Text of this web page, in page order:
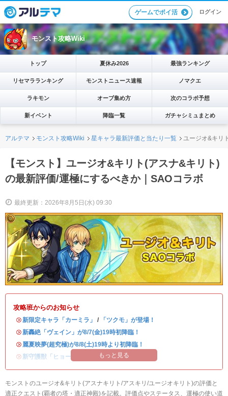
ゲームでポイ活 ログイン
モンスト攻略Wiki
トップ 夏休み2026 最強ランキング
リセマラランキング モンストニュース速報 ノマクエ
ラキモン オーブ集め方 次のコラボ予想
新イベント 降臨一覧 ガチャシミュまとめ
アルテマ モンスト攻略Wiki 星キャラ最新評価と当たり一覧 ユージオ&キリ
【モンスト】ユージオ&キリト(アスナ&キリト)
の最新評価/運極にするべきか｜SAOコラボ
最終更新：2026年8月5日(水) 09:30
攻略班からのお知らせ
・新限定キャラ「カーミラ」 /
「ツクモ」が登場！
・新轟絶「ヴェイン」が8/7(金)19時初降臨！
・ 麗夏映夢(超究極)が8/8(土)19時より初降臨！
・ 新守護獣「ヒョーたん」が登場！もっと見る
モンストのユージオ&キリト(アスナキリト/アスキリ/ユージオキリト)の評価と
適正クエスト(覇者の塔・適正神殿)を記載。評価点やステータス、運極の使い道